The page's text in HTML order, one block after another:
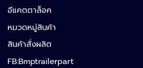
อีแคตตาล็อค
หมวดหมู่สินค้า
สินค้าสั่งผลิต
FB:Bmptrailerpart